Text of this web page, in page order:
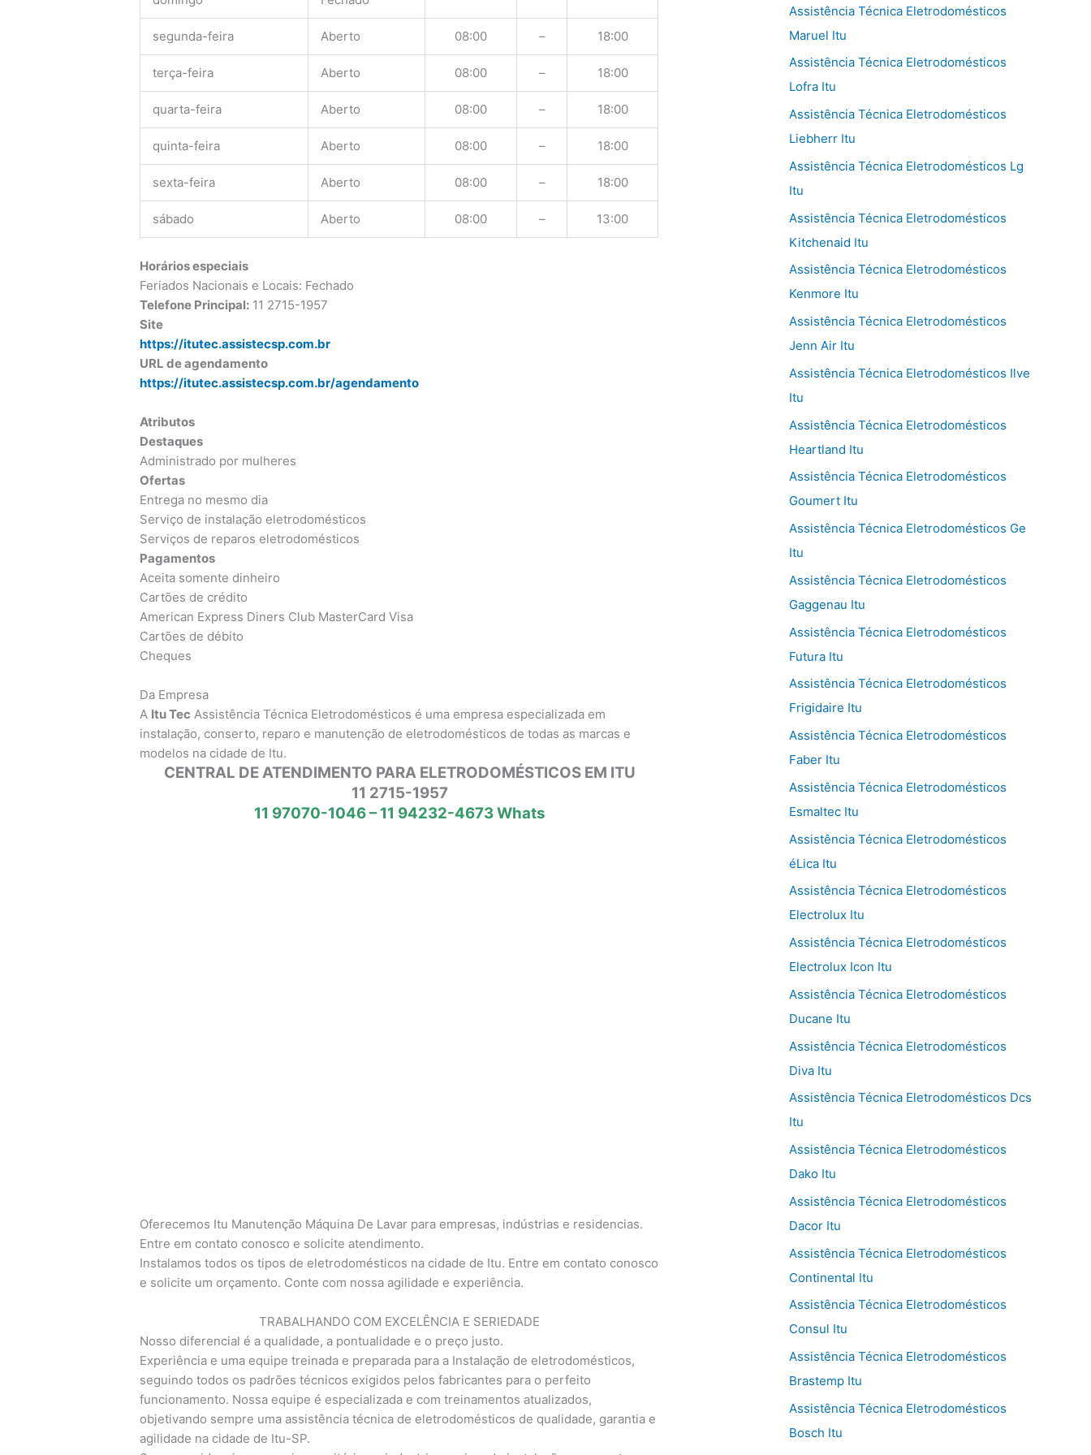
segunda-feira Aberto 08:00 – 18:00
terça-feira Aberto 08:00 – 18:00
quarta-feira Aberto 08:00 – 18:00
quinta-feira Aberto 08:00 – 18:00
sexta-feira Aberto 08:00 – 18:00
sábado Aberto 08:00 – 13:00
Horários especiais
Feriados Nacionais e Locais: Fechado
Telefone Principal: 11 2715-1957
Site
https://itutec.assistecsp.com.br
URL de agendamento
https://itutec.assistecsp.com.br/agendamento
Atributos
Destaques
Administrado por mulheres
Ofertas
Entrega no mesmo dia
Serviço de instalação eletrodomésticos
Serviços de reparos eletrodomésticos
Pagamentos
Aceita somente dinheiro
Cartões de crédito
American Express Diners Club MasterCard Visa
Cartões de débito
Cheques
Da Empresa
A Itu Tec Assistência Técnica Eletrodomésticos é uma empresa especializada em
instalação, conserto, reparo e manutenção de eletrodomésticos de todas as marcas e
modelos na cidade de Itu.
CENTRAL DE ATENDIMENTO PARA ELETRODOMÉSTICOS EM ITU
11 2715-1957
11 97070-1046 – 11 94232-4673 Whats
Oferecemos Itu Manutenção Máquina De Lavar para empresas, indústrias e residencias.
Entre em contato conosco e solicite atendimento.
Instalamos todos os tipos de eletrodomésticos na cidade de Itu. Entre em contato conosco
e solicite um orçamento. Conte com nossa agilidade e experiência.
TRABALHANDO COM EXCELÊNCIA E SERIEDADE
Nosso diferencial é a qualidade, a pontualidade e o preço justo.
Experiência e uma equipe treinada e preparada para a Instalação de eletrodomésticos,
seguindo todos os padrões técnicos exigidos pelos fabricantes para o perfeito
funcionamento. Nossa equipe é especializada e com treinamentos atualizados,
objetivando sempre uma assistência técnica de eletrodomésticos de qualidade, garantia e
agilidade na cidade de Itu-SP.
Assistência Técnica Eletrodomésticos
Maruel Itu
Assistência Técnica Eletrodomésticos
Lofra Itu
Assistência Técnica Eletrodomésticos
Liebherr Itu
Assistência Técnica Eletrodomésticos Lg
Itu
Assistência Técnica Eletrodomésticos
Kitchenaid Itu
Assistência Técnica Eletrodomésticos
Kenmore Itu
Assistência Técnica Eletrodomésticos
Jenn Air Itu
Assistência Técnica Eletrodomésticos Ilve
Itu
Assistência Técnica Eletrodomésticos
Heartland Itu
Assistência Técnica Eletrodomésticos
Goumert Itu
Assistência Técnica Eletrodomésticos Ge
Itu
Assistência Técnica Eletrodomésticos
Gaggenau Itu
Assistência Técnica Eletrodomésticos
Futura Itu
Assistência Técnica Eletrodomésticos
Frigidaire Itu
Assistência Técnica Eletrodomésticos
Faber Itu
Assistência Técnica Eletrodomésticos
Esmaltec Itu
Assistência Técnica Eletrodomésticos
éLica Itu
Assistência Técnica Eletrodomésticos
Electrolux Itu
Assistência Técnica Eletrodomésticos
Electrolux Icon Itu
Assistência Técnica Eletrodomésticos
Ducane Itu
Assistência Técnica Eletrodomésticos
Diva Itu
Assistência Técnica Eletrodomésticos Dcs
Itu
Assistência Técnica Eletrodomésticos
Dako Itu
Assistência Técnica Eletrodomésticos
Dacor Itu
Assistência Técnica Eletrodomésticos
Continental Itu
Assistência Técnica Eletrodomésticos
Consul Itu
Assistência Técnica Eletrodomésticos
Brastemp Itu
Assistência Técnica Eletrodomésticos
Bosch Itu